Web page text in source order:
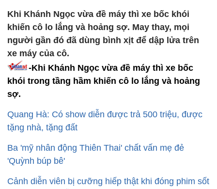
Khi Khánh Ngọc vừa đề máy thì xe bốc khói
khiến cô lo lắng và hoảng sợ. May thay, mọi
người gần đó đã dùng bình xịt để dập lửa trên
xe máy của cô.
-Khi Khánh Ngọc vừa đề máy thì xe bốc
khói trong tầng hầm khiến cô lo lắng và hoảng
sợ.
Quang Hà: Có show diễn được trả 500 triệu, được
tặng nhà, tặng đất
Ba 'mỹ nhân động Thiên Thai' chất vấn mẹ đẻ
'Quỳnh búp bê'
Cảnh diễn viên bị cưỡng hiếp thật khi đóng phim sốt